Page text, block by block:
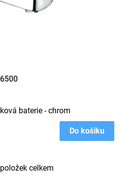
Do košíku
baterie - chrom
O
položek celkem